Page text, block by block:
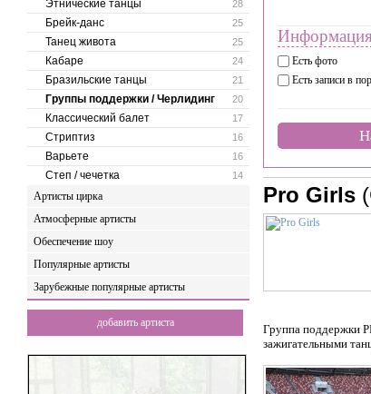
28
Этнические танцы
25
Брейк-данс
25
Танец живота
24
Кабаре
21
Бразильские танцы
20
Группы поддержки / Черлидинг
17
Классический балет
16
Стриптиз
16
Варьете
14
Степ / чечетка
Артисты цирка
Атмосферные артисты
Обеспечение шоу
Популярные артисты
Зарубежные популярные артисты
добавить артиста
Есть фото
Есть записи в
Pro Girls
Группа поддержки
зажигательными